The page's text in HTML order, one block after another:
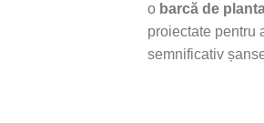
o barcă de
proiectate pentru
semnificativ